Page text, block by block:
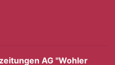
AG "Wohler